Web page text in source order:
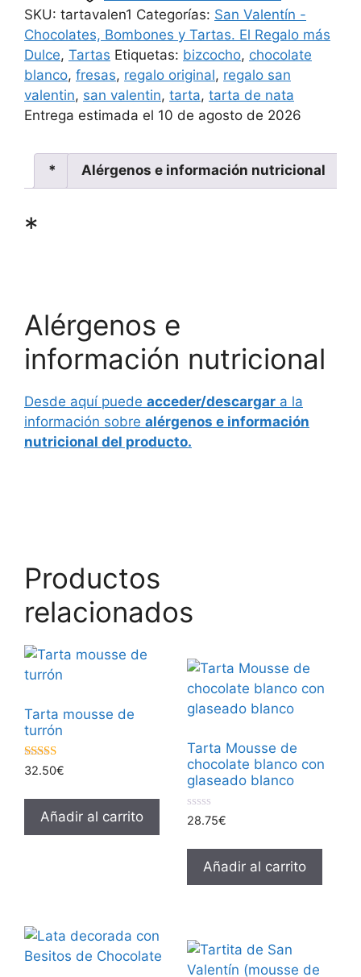
SKU: tartavalen1 Categorías: San Valentín -
Chocolates, Bombones y Tartas. El Regalo más
Dulce, Tartas Etiquetas: bizcocho, chocolate
blanco, fresas, regalo original, regalo san
valentin, san valentin, tarta, tarta de nata
Entrega estimada el 10 de agosto de 2026
* Alérgenos e información nutricional
*
Alérgenos e
información nutricional
Desde aquí puede acceder/descargar a la
información sobre alérgenos e información
nutricional del producto.
Productos
relacionados
Tarta mousse de
turrón
5.00
de 5
32.50€
Añadir al carrito
Tarta Mousse de
chocolate blanco con
glaseado blanco
0
5
28.75€
Añadir al carrito